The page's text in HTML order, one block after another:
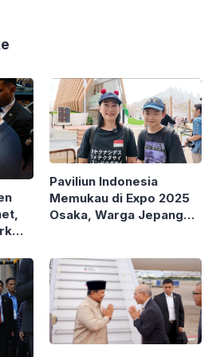
Paviliun Indonesia
Memukau di Expo 2025
Osaka, Warga Jepang